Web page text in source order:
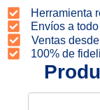
Herramienta
Envíos a
Ventas
100% de